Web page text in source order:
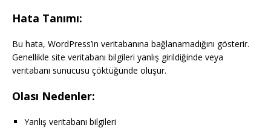
Hata Tanımı:
Bu hata, WordPress’in veritabanına bağlanamadığını gösterir.
Genellikle site veritabanı bilgileri yanlış girildiğinde veya
veritabanı sunucusu çöktüğünde oluşur.
Olası Nedenler:
Yanlış veritabanı bilgileri